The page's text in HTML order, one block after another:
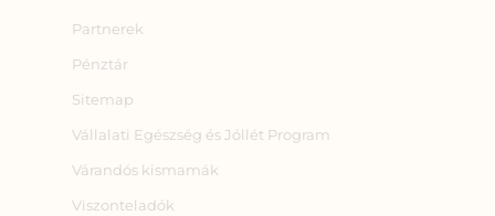
Partnerek
Pénztár
Sitemap
Vállalati Egészség és Jóllét Program
Várandós kismamák
Viszonteladók